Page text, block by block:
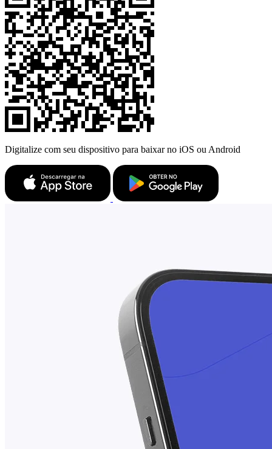
Digitalize com seu dispositivo para baixar no iOS ou Android